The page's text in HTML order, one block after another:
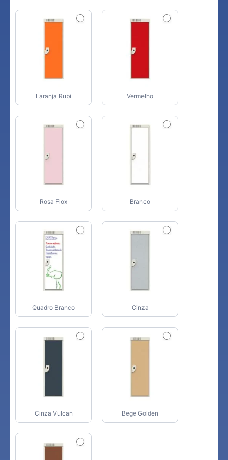
Laranja Rubi Vermelho
Rosa Flox Branco
Quadro Branco Cinza
Cinza Vulcan Bege Golden